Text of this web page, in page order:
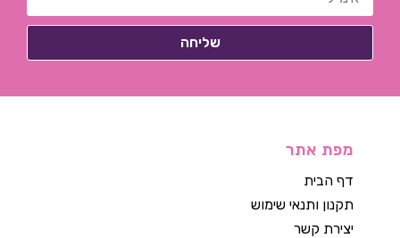
מפת אתר
דף הבית
תקנון ותנאי שימוש
יצירת קשר